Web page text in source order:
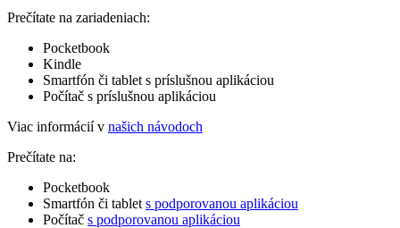
Prečítate na zariadeniach:
Pocketbook
Kindle
Smartfón či tablet s príslušnou aplikáciou
Počítač s príslušnou aplikáciou
Viac informácií v našich návodoch
Prečítate na:
Pocketbook
Smartfón či tablet s podporovanou aplikáciou
Počítač s podporovanou aplikáciou